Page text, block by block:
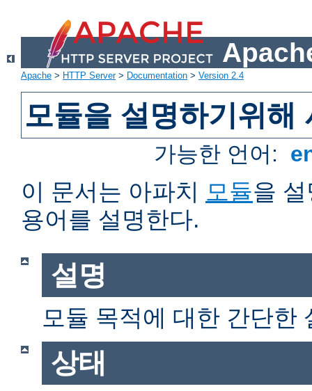
Apache > HTTP Server> Documentation > Version 2.4
모듈을 설명하기위해
가능한 언어:
이 문서는 아파치 모듈을
용어를 설명한다.
설명
모듈 목적에 대한 간단한
상태